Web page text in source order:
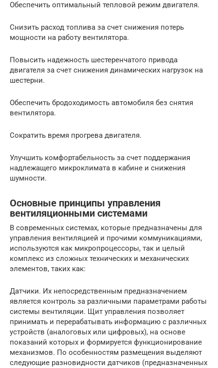
Обеспечить оптимальный тепловой режим двигателя.
Снизить расход топлива за счет снижения потерь
мощности на работу вентилятора.
Повысить надежность шестеренчатого привода
двигателя за счет снижения динамических нагрузок на
шестерни.
Обеспечить бродоходимость автомобиля без снятия
вентилятора.
Сократить время прогрева двигателя.
Улучшить комфортабельность за счет поддержания
надлежащего микроклимата в кабине и снижения
шумности.
Основные принципы управления
вентиляционными системами
В современных системах, которые предназначены для
управления вентиляцией и прочими коммуникациями,
используются как микропроцессоры, так и целый
комплекс из сложных технических и механических
элементов, таких как:
Датчики. Их непосредственным предназначением
является контроль за различными параметрами работы
системы вентиляции. Щит управления позволяет
принимать и перерабатывать информацию с различных
устройств (аналоговых или цифровых), на основе
показаний которых и формируется функционирование
механизмов. По особенностям размещения выделяют
следующие разновидности датчиков (предназначенных